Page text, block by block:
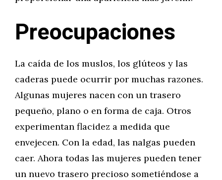
Preocupaciones
La caída de los muslos, los glúteos y las
caderas puede ocurrir por muchas razones.
Algunas mujeres nacen con un trasero
pequeño, plano o en forma de caja. Otros
experimentan flacidez a medida que
envejecen. Con la edad, las nalgas pueden
caer. Ahora todas las mujeres pueden tener
un nuevo trasero precioso sometiéndose a